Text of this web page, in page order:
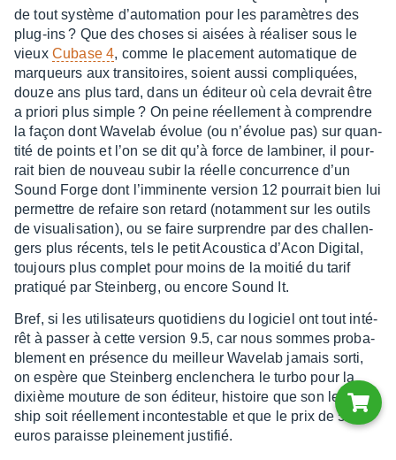
de tout système d’au­to­ma­tion pour les para­mètres des
plug-ins ? Que des choses si aisées à réali­ser sous le
vieux Cubase 4, comme le place­ment auto­ma­tique de
marqueurs aux tran­si­toires, soient aussi compliquées,
douze ans plus tard, dans un éditeur où cela devrait être
a priori plus simple ? On peine réel­le­ment à comprendre
la façon dont Wave­lab évolue (ou n’évo­lue pas) sur quan­
tité de points et l’on se dit qu’à force de lambi­ner, il pour­
rait bien de nouveau subir la réelle concur­rence d’un
Sound Forge dont l’im­mi­nente version 12 pour­rait bien lui
permettre de refaire son retard (notam­ment sur les outils
de visua­li­sa­tion), ou se faire surprendre par des chal­len­
gers plus récents, tels le petit Acous­tica d’Acon Digi­tal,
toujours plus complet pour moins de la moitié du tarif
pratiqué par Stein­berg, ou encore Sound It.
Bref, si les utili­sa­teurs quoti­diens du logi­ciel ont tout inté­
rêt à passer à cette version 9.5, car nous sommes proba­
ble­ment en présence du meilleur Wave­lab jamais sorti,
on espère que Stein­berg enclen­chera le turbo pour la
dixième mouture de son éditeur, histoire que son leader­
ship soit réel­le­ment incon­tes­table et que le prix de 560
euros paraisse plei­ne­ment justi­fié.